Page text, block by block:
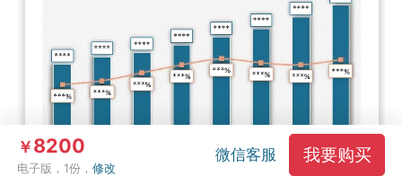
￥8200
电子版，1份，修改
微信客服 我要购买